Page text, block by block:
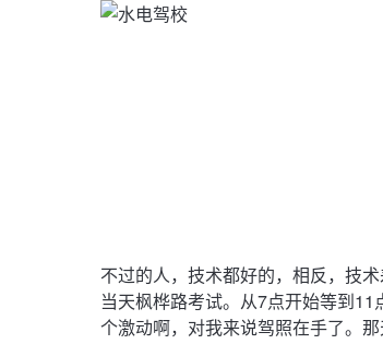
不过的人，技术都好的，相反，技
当天枫桦路考试。从7点开始等到
个激动啊，对我来说驾照在手了。